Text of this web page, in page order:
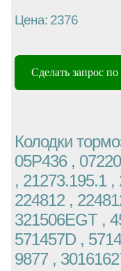
Цена: 2376
Сделать запрос
Колодки
05P436 ,
, 21273.195.1
224812 ,
321506EGT ,
571457D ,
9877 ,